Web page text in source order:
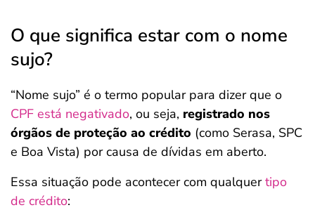
O que significa estar com o nome
sujo?
“Nome sujo” é o termo popular para dizer que o
CPF está negativado, ou seja, registrado nos
órgãos de proteção ao crédito (como Serasa, SPC
e Boa Vista) por causa de dívidas em aberto.
Essa situação pode acontecer com qualquertipo
de crédito: